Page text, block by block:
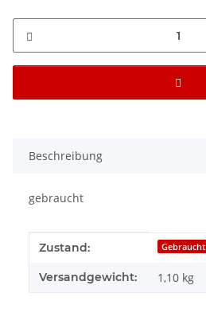
Beschreibung
gebraucht
Produkteigenschaft
Wert
Zustand: Gebraucht
Versandgewicht: 1,10 kg